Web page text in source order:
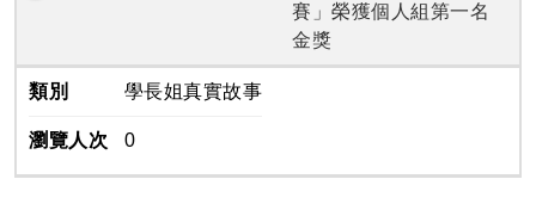
賽」榮獲個人組第一名
金獎
類別 學長姐真實故事
瀏覽人次 0